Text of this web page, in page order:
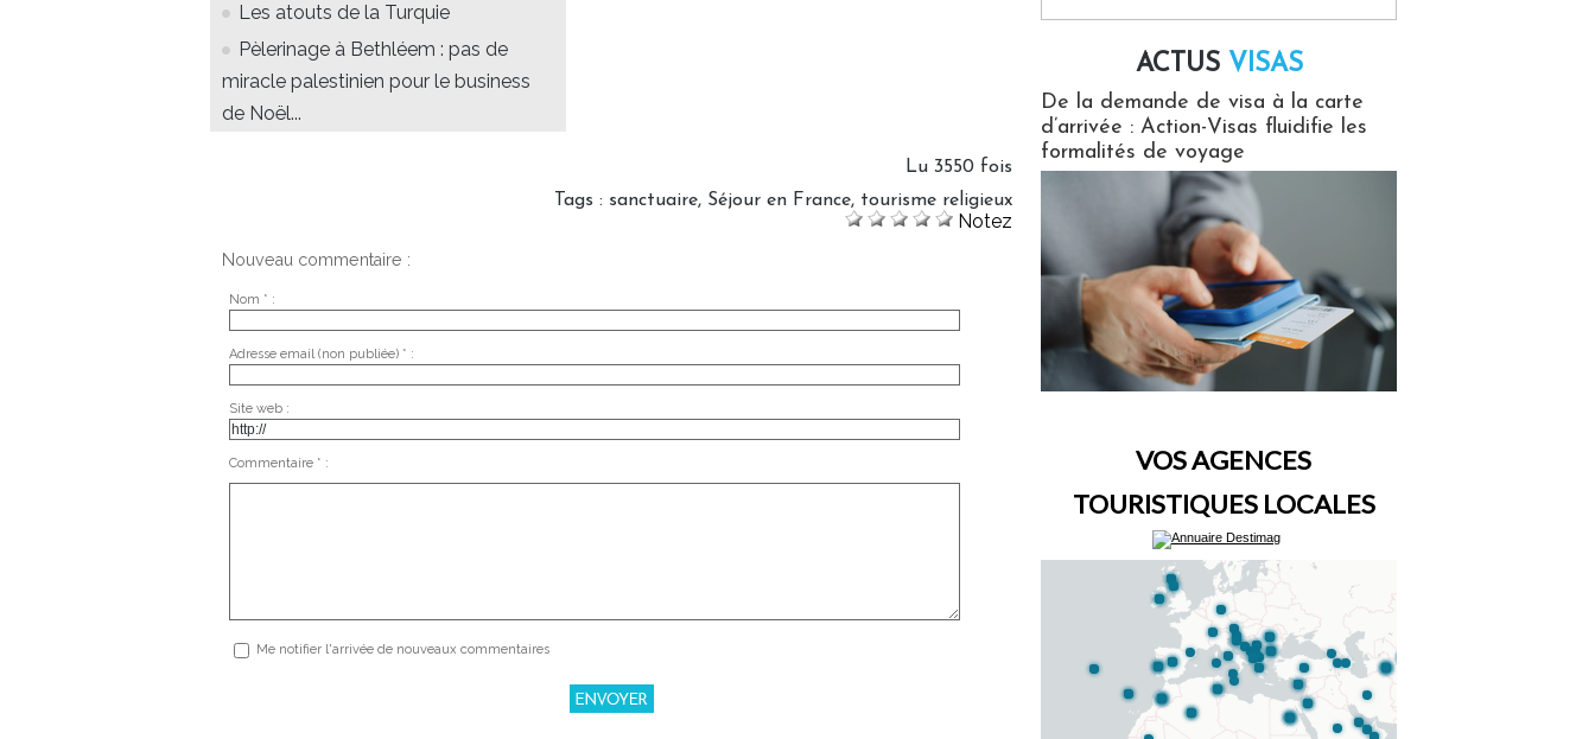
Les atouts de la Turquie
Pèlerinage à Bethléem : pas de
miracle palestinien pour le business
de Noël...
Lu 3550 fois
Tags : sanctuaire, Séjour en France, tourisme religieux
Notez
Nouveau commentaire :
Nom * :
Adresse email (non publiée) * :
Site web :
Commentaire * :
Me notifier l'arrivée de nouveaux commentaires
ACTUS VISAS
De la demande de visa à la carte
d’arrivée : Action-Visas fluidifie les
formalités de voyage
VOS AGENCES
TOURISTIQUES LOCALES